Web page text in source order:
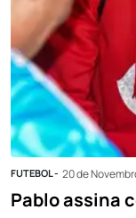
FUTEBOL - 20 de
Pablo assina